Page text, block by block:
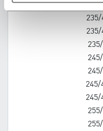
235/
235/
245/
245/